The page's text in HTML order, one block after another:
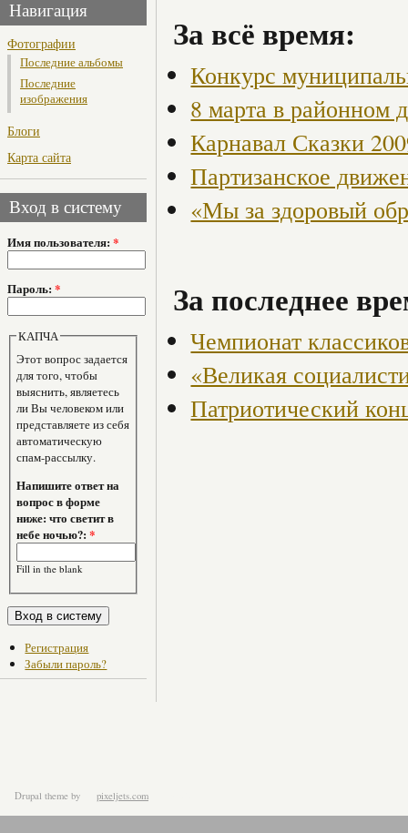
Навигация
Фотографии
Последние альбомы
Последние
изображения
Блоги
Карта сайта
Вход в систему
Имя пользователя: *
Пароль: *
КАПЧА
Этот вопрос задается
для того, чтобы
выяснить, являетесь
ли Вы человеком или
представляете из себя
автоматическую
спам-рассылку.
Напишите ответ на
вопрос в форме
ниже: что светит в
небе ночью?:*
Fill in the blank
Регистрация
Забыли пароль?
За всё время:
Конкурс
8 марта в районном
Карнавал Сказки
Партизанское
«Мы за здоровый
За последнее
Чемпионат
«Великая
Патриотический
Drupal theme by pixeljets.com